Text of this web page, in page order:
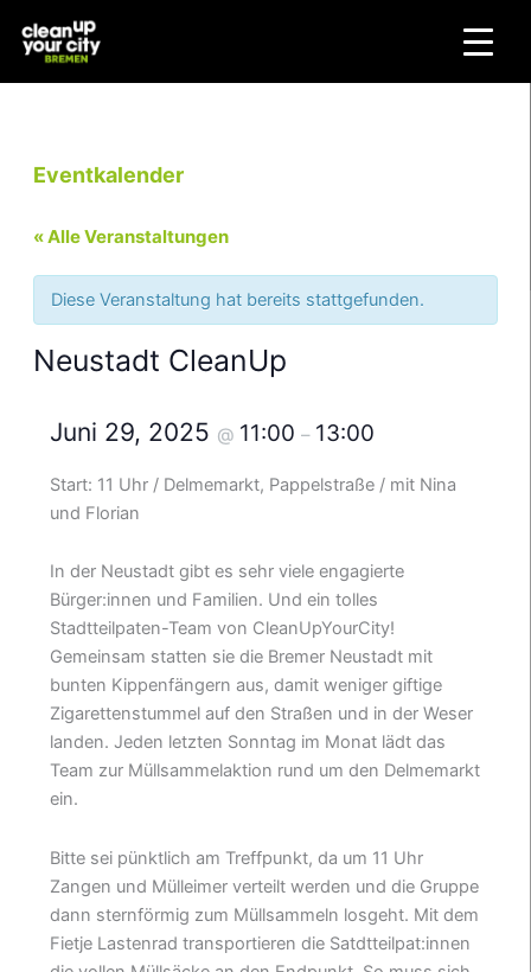
Inhalt
springen
Eventkalender
« Alle Veranstaltungen
Diese Veranstaltung hat bereits stattgefunden.
Neustadt CleanUp
Juni 29, 2025 @ 11:00– 13:00
Start: 11 Uhr / Delmemarkt, Pappelstraße / mit Nina
und Florian
In der Neustadt gibt es sehr viele engagierte
Bürger:innen und Familien. Und ein tolles
Stadtteilpaten-Team von CleanUpYourCity!
Gemeinsam statten sie die Bremer Neustadt mit
bunten Kippenfängern aus, damit weniger giftige
Zigarettenstummel auf den Straßen und in der Weser
landen. Jeden letzten Sonntag im Monat lädt das
Team zur Müllsammelaktion rund um den Delmemarkt
ein.
Bitte sei pünktlich am Treffpunkt, da um 11 Uhr
Zangen und Mülleimer verteilt werden und die Gruppe
dann sternförmig zum Müllsammeln losgeht. Mit dem
Fietje Lastenrad transportieren die Satdtteilpat:innen